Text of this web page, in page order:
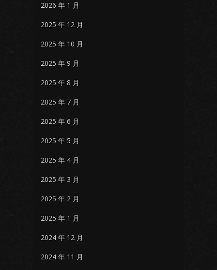
2026 年 1 月
2025 年 12 月
2025 年 10 月
2025 年 9 月
2025 年 8 月
2025 年 7 月
2025 年 6 月
2025 年 5 月
2025 年 4 月
2025 年 3 月
2025 年 2 月
2025 年 1 月
2024 年 12 月
2024 年 11 月